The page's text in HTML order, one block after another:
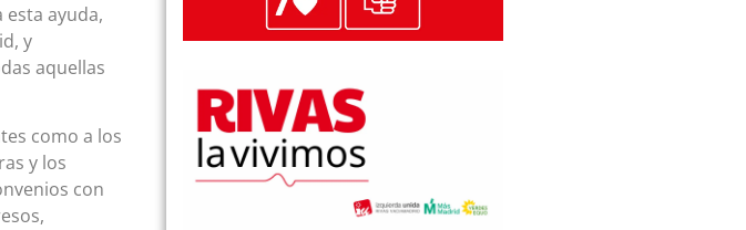
ayuda,
y
aquellas
como a los
y los
con